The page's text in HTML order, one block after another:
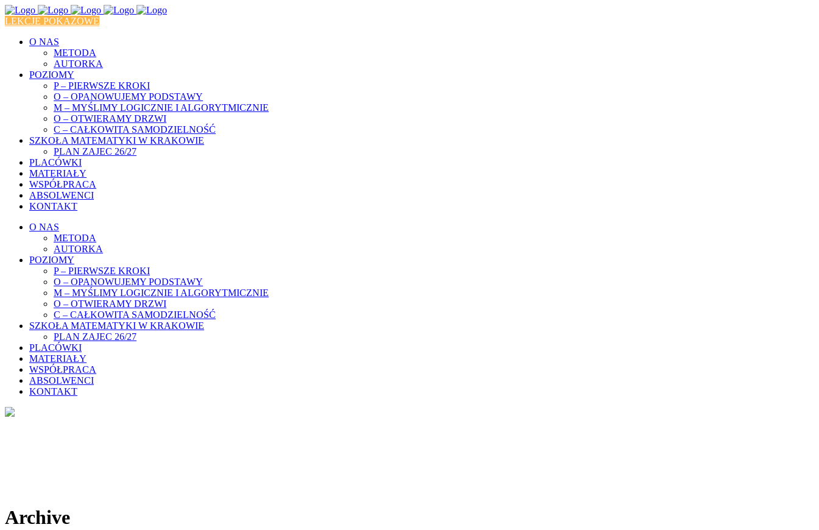
LEKCJE POKAZOWE
O NAS
METODA
AUTORKA
POZIOMY
P – PIERWSZE KROKI
O – OPANOWUJEMY PODSTAWY
M – MYŚLIMY LOGICZNIE I ALGORYTMICZNIE
O – OTWIERAMY DRZWI
C – CAŁKOWITA SAMODZIELNOŚĆ
SZKOŁA MATEMATYKI W KRAKOWIE
PLAN ZAJEC 26/27
PLACÓWKI
MATERIAŁY
WSPÓŁPRACA
ABSOLWENCI
KONTAKT
O NAS
METODA
AUTORKA
POZIOMY
P – PIERWSZE KROKI
O – OPANOWUJEMY PODSTAWY
M – MYŚLIMY LOGICZNIE I ALGORYTMICZNIE
O – OTWIERAMY DRZWI
C – CAŁKOWITA SAMODZIELNOŚĆ
SZKOŁA MATEMATYKI W KRAKOWIE
PLAN ZAJEC 26/27
PLACÓWKI
MATERIAŁY
WSPÓŁPRACA
ABSOLWENCI
KONTAKT
Archive